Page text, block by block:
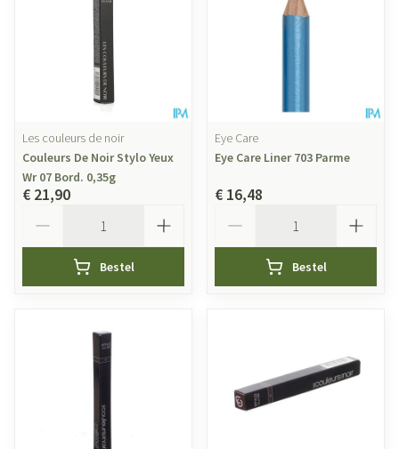
Les couleurs de noir
Couleurs De Noir Stylo Yeux
Wr 07 Bord. 0,35g
€ 21,90
Bestel
Eye Care
Eye Care Liner 703 Parme
€ 16,48
Bestel